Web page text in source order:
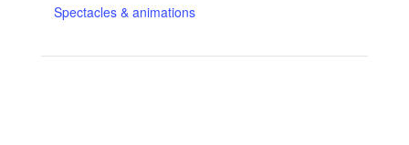
Spectacles & animations